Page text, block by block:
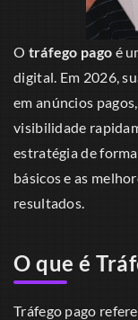
O tráfego pago é
digital. Em 2026,
em anúncios
visibilidade
estratégia de
básicos e as
resultados.
O que é
Tráfego pago